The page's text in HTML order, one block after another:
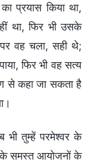
प्रयास किया था,
था, फिर भी उसके
वह चला, सही थे;
फिर भी वह सत्य
से कहा जा सकता है
भी तुम्हें परमेश्वर के
के समस्त आयोजनों के